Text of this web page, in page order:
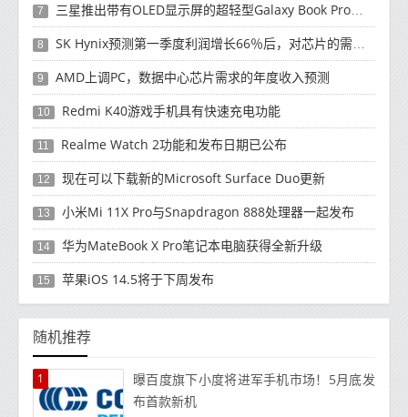
7 三星推出带有OLED显示屏的超轻型Galaxy Book Pro和Galaxy Book Pro 360笔记本电脑
8 SK Hynix预测第一季度利润增长66％后，对芯片的需求将增强
9 AMD上调PC，数据中心芯片需求的年度收入预测
10 Redmi K40游戏手机具有快速充电功能
11 Realme Watch 2功能和发布日期已公布
12 现在可以下载新的Microsoft Surface Duo更新
13 小米Mi 11X Pro与Snapdragon 888处理器一起发布
14 华为MateBook X Pro笔记本电脑获得全新升级
15 苹果iOS 14.5将于下周发布
随机推荐
1
曝百度旗下小度将进军手机市场！5月底发
布首款新机